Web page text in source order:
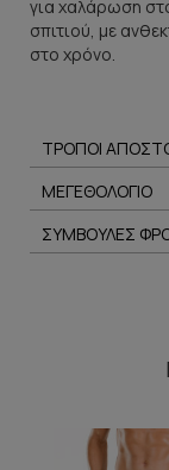
για χαλάρωση
σπιτιού, με
στο χρόνο.
ΤΡΟΠΟΙ
ΜΕΓΕΘΟΛΟΓΙΟ
ΣΥΜΒΟΥΛΕΣ